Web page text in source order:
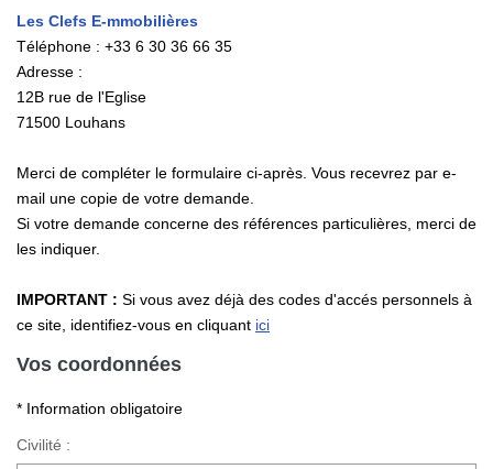
NOS AGENCES
Nos Actualités
Les Clefs E-mmobilières
Téléphone : +33 6 30 36 66 35
Adresse :
12B rue de l'Eglise
71500 Louhans
Merci de compléter le formulaire ci-après. Vous recevrez par e-
mail une copie de votre demande.
Si votre demande concerne des références particulières, merci de
les indiquer.
IMPORTANT : Si vous avez déjà des codes d'accés personnels à
ce site, identifiez-vous en cliquant ici
Vos coordonnées
* Information obligatoire
Civilité :